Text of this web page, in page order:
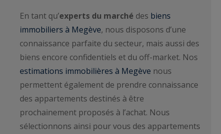
En tant qu’experts du marché des biens
immobiliers à Megève, nous disposons d’une
connaissance parfaite du secteur, mais aussi des
biens encore confidentiels et du off-market. Nos
estimations immobilières à Megève nous
permettent également de prendre connaissance
des appartements destinés à être
prochainement proposés à l’achat. Nous
sélectionnons ainsi pour vous des appartements